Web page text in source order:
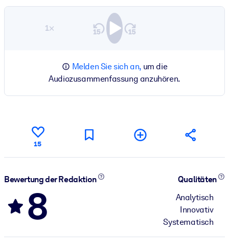
1×
Melden Sie sich an,um die
Audiozusammenfassung anzuhören.
15
Bewertung der Redaktion
8
Qualitäten
Analytisch
Innovativ
Systematisch